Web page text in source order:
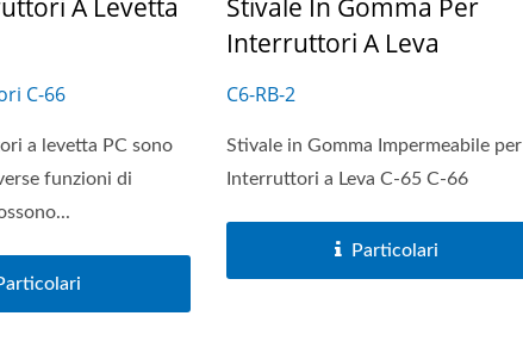
A Levetta
C-66
a levetta PC sono
funzioni di
Stivale In Gomma Per
Interruttori A Leva
C6-RB-2
Stivale in Gomma Impermeabile per
Interruttori a Leva C-65 C-66
Particolari